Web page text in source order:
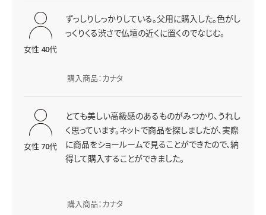
女性 40代
ずっしりしっかりしている。父用に購入した。色がし
っくりくる渋さで仏壇の近くに置くのでなじむ。
購入商品：カナタ
女性 70代
とても美しい高級感のあるものがみつかり、うれし
く思っています。ネットで商品を探しましたが、実際
に商品をショールームで見ることができたので、納
得して購入することができました。
購入商品：カナタ